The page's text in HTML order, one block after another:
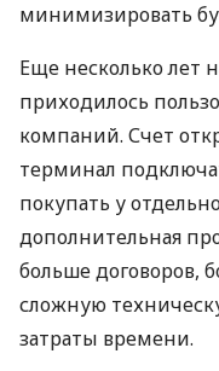
минимизировать
Еще несколько лет
приходилось
компаний. Счет
терминал
покупать у
дополнительная
больше договоров,
сложную
затраты времени.